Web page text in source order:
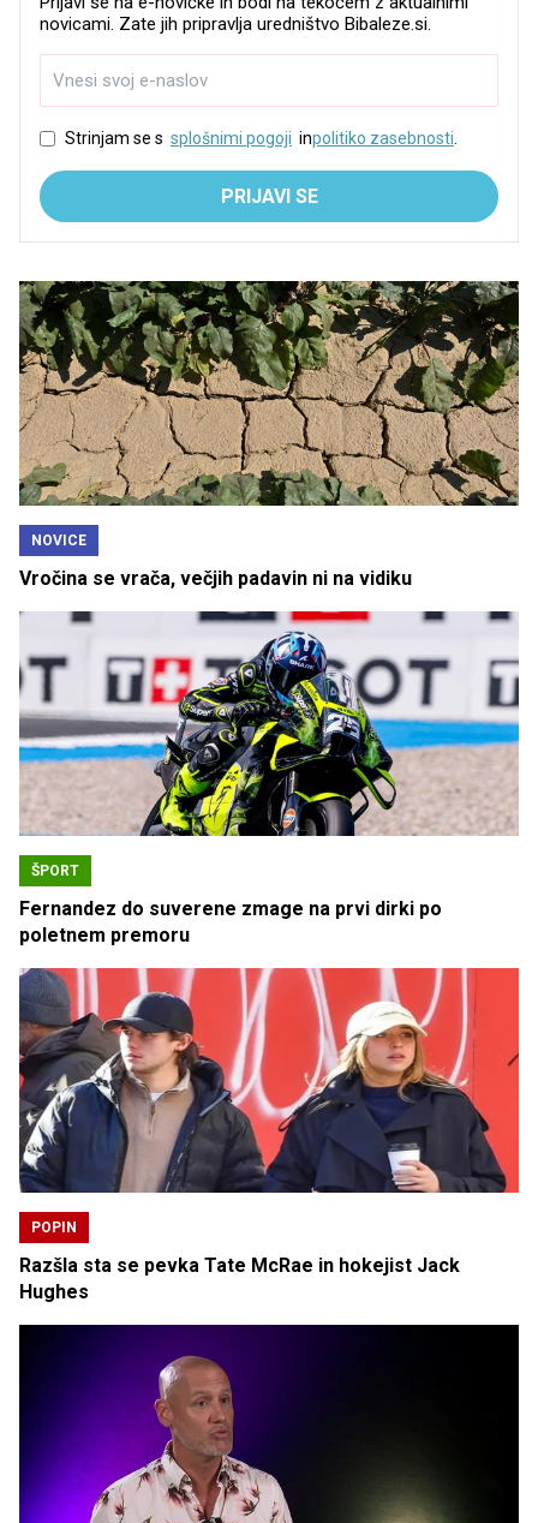
novicami. Zate jih pripravlja uredništvo Bibaleze.si.
Strinjam se s splošnimi pogoji inpolitiko zasebnosti
PRIJAVI SE
NOVICE
Vročina se vrača, večjih padavin ni na vidiku
ŠPORT
Fernandez do suverene zmage na prvi dirki po
poletnem premoru
POPIN
Razšla sta se pevka Tate McRae in hokejist Jack
Hughes